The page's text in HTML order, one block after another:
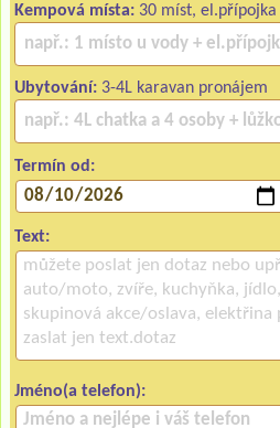
Kempová místa: 30 míst, el.přípojka
Ubytování: 3-4L karavan pronájem
Termín od:
Text:
Jméno(a telefon):